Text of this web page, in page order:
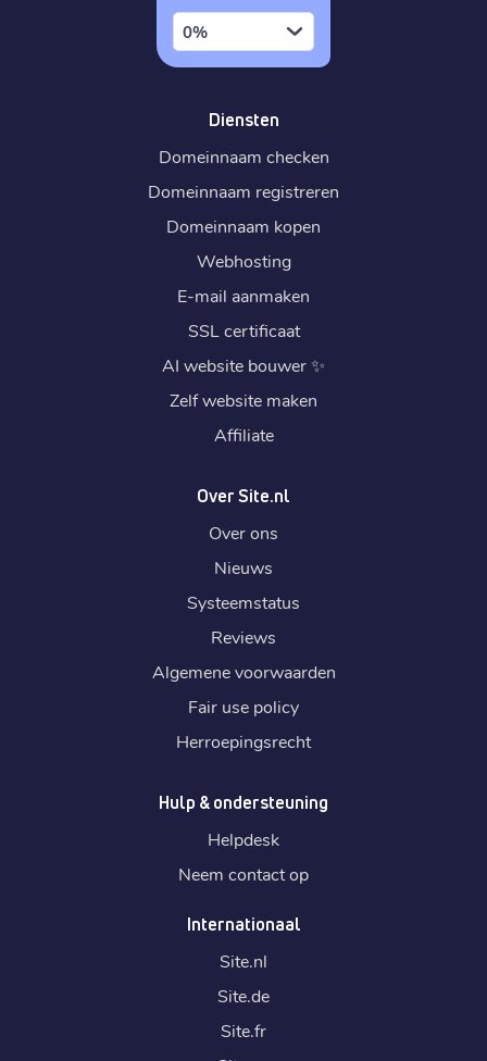
0%
Diensten
Domeinnaam checken
Domeinnaam registreren
Domeinnaam kopen
Webhosting
E-mail aanmaken
SSL certificaat
AI website bouwer✨
Zelf website maken
Affiliate
Over Site.nl
Over ons
Nieuws
Systeemstatus
Reviews
Algemene voorwaarden
Fair use policy
Herroepingsrecht
Hulp & ondersteuning
Helpdesk
Neem contact op
Internationaal
Site.nl
Site.de
Site.fr